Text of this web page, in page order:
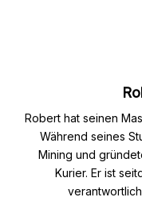
Robert hat seinen
Während seines
Mining und
Kurier. Er ist